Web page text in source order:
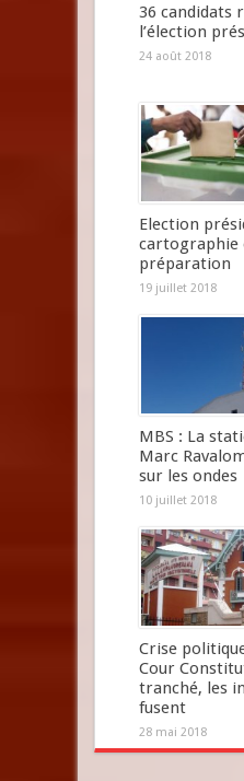
36 candidats
l’élection
24 août 2018
Election
cartographie
préparation
19 juillet 2018
MBS : La
Marc
sur les ondes
10 juillet 2018
Crise
Cour
tranché, les
fusent
28 mai 2018